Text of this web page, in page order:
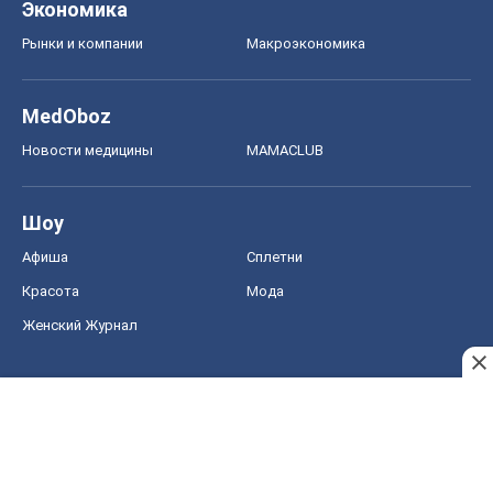
Экономика
Рынки и компании Mакроэкономика
MedOboz
Новости медицины MAMACLUB
Шоу
Афиша Сплетни
Красота Мода
Женский Журнал